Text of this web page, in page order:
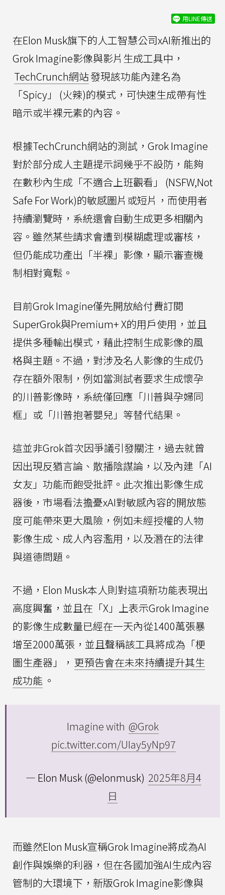
用LINE傳送
在Elon Musk旗下的人工智慧公司xAI新推出的
Grok Imagine影像與影片生成工具中，
TechCrunch網站發現該功能內建名為
「Spicy」 (火辣)的模式，可快速生成帶有性
暗示或半裸元素的內容。
根據TechCrunch網站的測試，Grok Imagine
對於部分成人主題提示詞幾乎不設防，能夠
在數秒內生成「不適合上班觀看」 (NSFW,Not
Safe For Work)的敏感圖片或短片，而使用者
持續瀏覽時，系統還會自動生成更多相關內
容。雖然某些請求會遭到模糊處理或審核，
但仍能成功產出「半裸」影像，顯示審查機
制相對寬鬆。
目前Grok Imagine僅先開放給付費訂閱
SuperGrok與Premium+ X的用戶使用，並且
提供多種輸出模式，藉此控制生成影像的風
格與主題。不過，對涉及名人影像的生成仍
存在額外限制，例如當測試者要求生成懷孕
的川普影像時，系統僅回應「川普與孕婦同
框」或「川普抱著嬰兒」等替代結果。
這並非Grok首次因爭議引發關注，過去就曾
因出現反猶言論、散播陰謀論，以及內建「AI
女友」功能而飽受批評。此次推出影像生成
器後，市場看法擔憂xAI對敏感內容的開放態
度可能帶來更大風險，例如未經授權的人物
影像生成、成人內容濫用，以及潛在的法律
與道德問題。
不過，Elon Musk本人則對這項新功能表現出
高度興奮，並且在「X」上表示Grok Imagine
的影像生成數量已經在一天內從1400萬張暴
增至2000萬張，並且聲稱該工具將成為「梗
圖生產器」， 更預告會在未來持續提升其生
成功能 。
Imagine with @Grok
pic.twitter.com/UIay5yNp97
— Elon Musk (@elonmusk) 2025年8月4
日
而雖然Elon Musk宣稱Grok Imagine將成為AI
創作與娛樂的利器，但在各國加強AI生成內容
管制的大環境下，新版Grok Imagine影像與